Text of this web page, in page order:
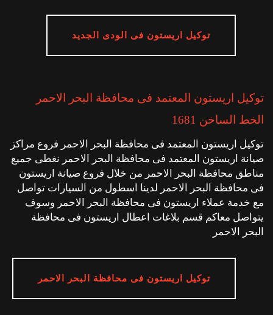
توكيل اريستون فى الودى الجديد
توكيل اريستون المعتمد فى محافظة البحر الاحمر
الخط الساخن 1681
توكيل اريستون المعتمد فى محافظة البحر الاحمر فروع مراكز
صيانة اريستون المعتمد فى محافظة البحر الاحمر نغطى جميع
مناطق محافظة البحر الاحمر من خلال فروع صيانة اريستون
فى محافظة البحر الاحمر لدينا اسطول من السيارات تواصل
مع خدمة عملاء اريستون فى محافظة البحر الاحمر وسوف
يتواصل معاكم قسم بلاغات اعطال اريستون فى محافظة
البحر الاحمر
توكيل اريستون فى محافظة البحر الاحمر